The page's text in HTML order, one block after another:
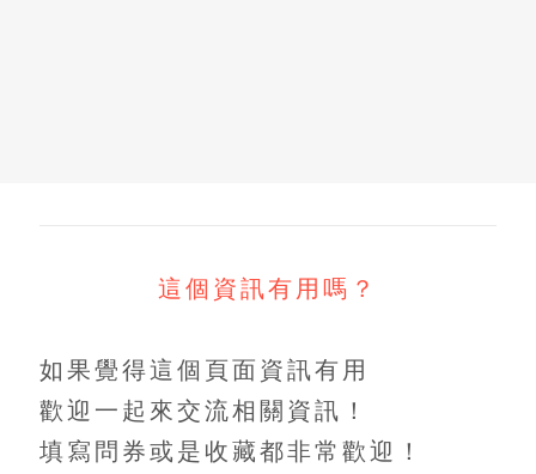
這個資訊有用嗎？
如果覺得這個頁面資訊有用
歡迎一起來交流相關資訊！
填寫問券或是收藏都非常歡迎！